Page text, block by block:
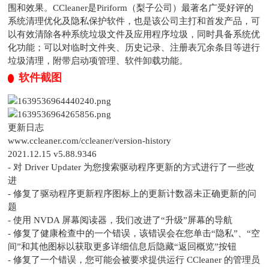
围和效果。CCleaner是Piriform（梨子公司）最著名广受好评的
系统清理优化及隐私保护软件，也是该公司主打和首发产品，可
以有效清除各种系统垃圾文件及应用程序垃圾，同时具备系统优
化功能；可以对临时文件夹、历史记录、注册表冗余条目等进行
垃圾清理，附带启动项管理、软件卸载功能。
软件截图
更新日志
www.ccleaner.com/ccleaner/version-history
2021.12.15 v5.88.9346
- 对 Driver Updater 为您搜索驱动程序更新的方式进行了一些改
进
- 修复了驱动程序更新程序图标上的更新计数器未正确更新的问
题
- 使用 NVDA 屏幕阅读器，我们改进了“升级”屏幕的导航
- 修复了健康检查中的一个错误，该错误会在您单击“隐私”、“空
间”和其他图标以获取更多详细信息后隐藏“返回概览”按钮
- 修复了一个错误，您可能会被要求提供运行 CCleaner 的管理员